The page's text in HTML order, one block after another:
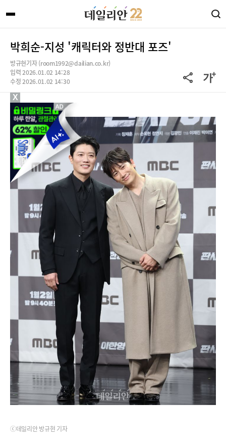
박희순-지성 '캐릭터와 정반대 포즈'
방규현기자 (room1992@dailian.co.kr)
입력 2026.01.02 14:28
수정 2026.01.02 14:30
ⓒ데일리안 방규현 기자
X